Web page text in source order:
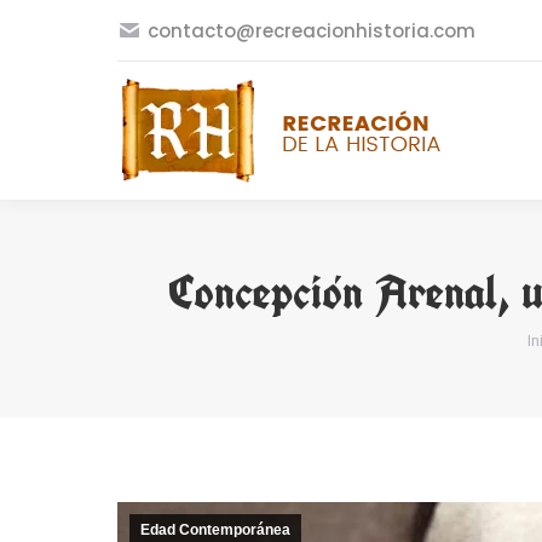
contacto@recreacionhistoria.com
Concepción Arenal,
Edad Contemporánea